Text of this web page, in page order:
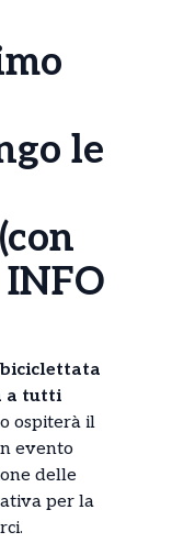
le
a tutti
ospiterà il
evento
delle
per la